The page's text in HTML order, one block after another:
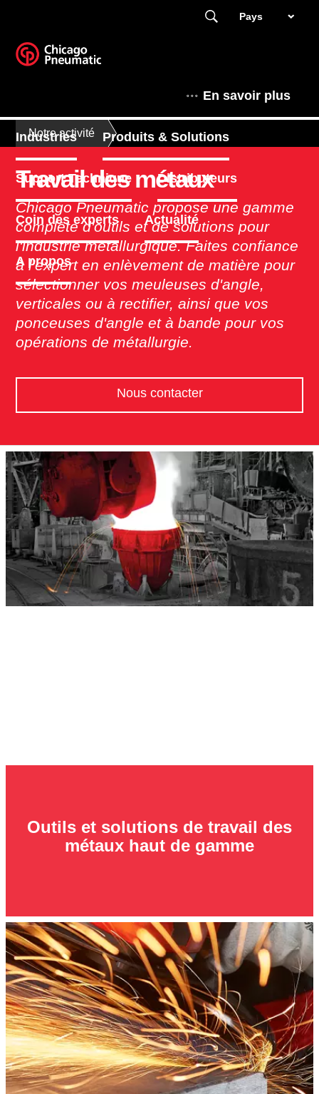
Pays
En savoir plus
Industries Produits & Solutions
Support Technique Distributeurs
Coin des experts Actualité
A propos
Notre activité
Travail des métaux
Chicago Pneumatic propose une gamme
complète d'outils et de solutions pour
l'industrie métallurgique. Faites confiance
à l'expert en enlèvement de matière pour
sélectionner vos meuleuses d'angle,
verticales ou à rectifier, ainsi que vos
ponceuses d'angle et à bande pour vos
opérations de métallurgie.
Nous contacter
Outils et solutions de travail des
métaux haut de gamme